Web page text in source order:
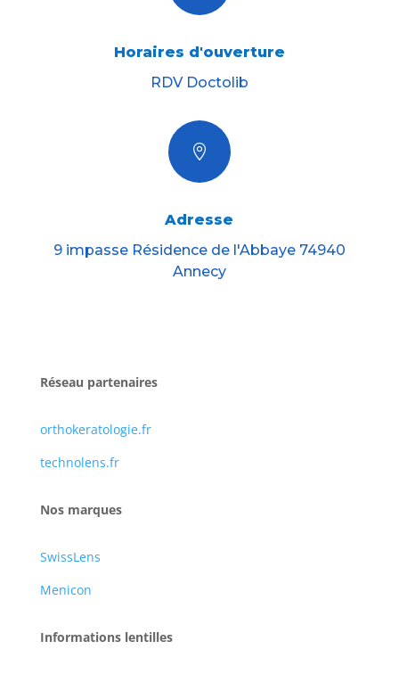
Horaires d'ouverture
RDV Doctolib

Adresse
9 impasse Résidence de l'Abbaye 74940
Annecy
Réseau partenaires
orthokeratologie.fr
technolens.fr
Nos marques
SwissLens
Menicon
Informations lentilles